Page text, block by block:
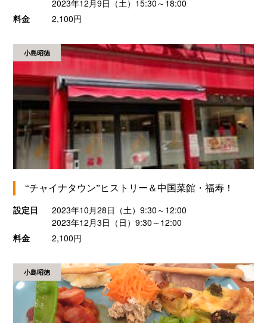
2023年12月9日（土）15:30～18:00
料金
2,100円
小島昭徳
“チャイナタウン”ヒストリー＆中国菜館・福寿！
設定日
2023年10月28日（土）9:30～12:00
2023年12月3日（日）9:30～12:00
料金
2,100円
小島昭徳